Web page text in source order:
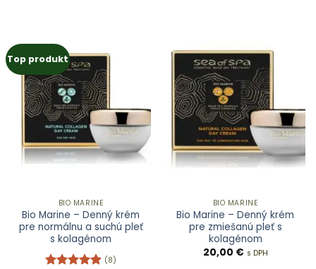
Top produkt
BIO MARINE
Bio Marine – Denný krém
pre normálnu a suchú pleť
s kolagénom
(8)
BIO MARINE
Bio Marine – Denný krém
pre zmiešanú pleť s
kolagénom
20,00 € s DPH